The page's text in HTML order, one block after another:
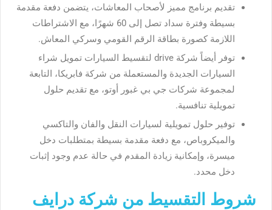
تقديم برنامج مميز لأصحاب المعاشات، يتضمن دفعة مقدمة
بسيطة وفترة سداد تصل إلى 60 شهرًا، مع الاشتراطات
اللازمة كصورة بطاقة الرقم القومي وسركي المعاش.
توفر أيضاً شركة drive لتقسيط السيارات
تمويل شراء
السيارات الجديدة والمستعملة من شركة فابريكا، التابعة
لمجموعة شركات جي بي غبور أوتو، مع تقديم حلول
تمويلية تنافسية.
توفير حلول تمويلية لسيارات النقل والفان والتاكسي
والميكروباص، مع دفعة مقدمة بسيطة بمتطلبات دخل
ميسرة، وإمكانية زيادة المقدم في حالة عدم وجود إثبات
دخل محدد.
شروط التقسيط من شركة درايف